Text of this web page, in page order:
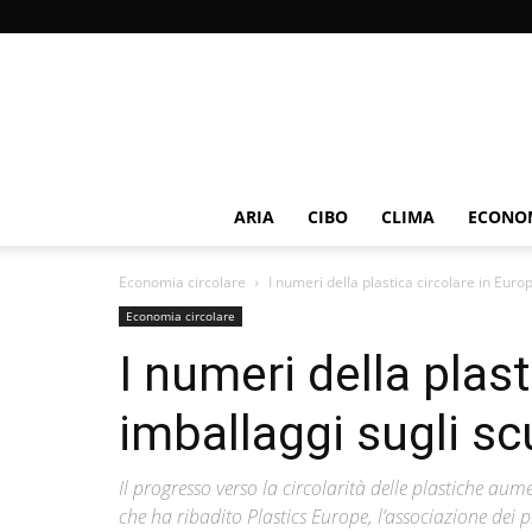
ARIA CIBO CLIMA
Economia circolare I numeri della plastica circolare in
Economia circolare
I numeri della
imballaggi sugli
Il progresso verso la circolarità delle plastiche
che ha ribadito Plastics Europe, l’associazione